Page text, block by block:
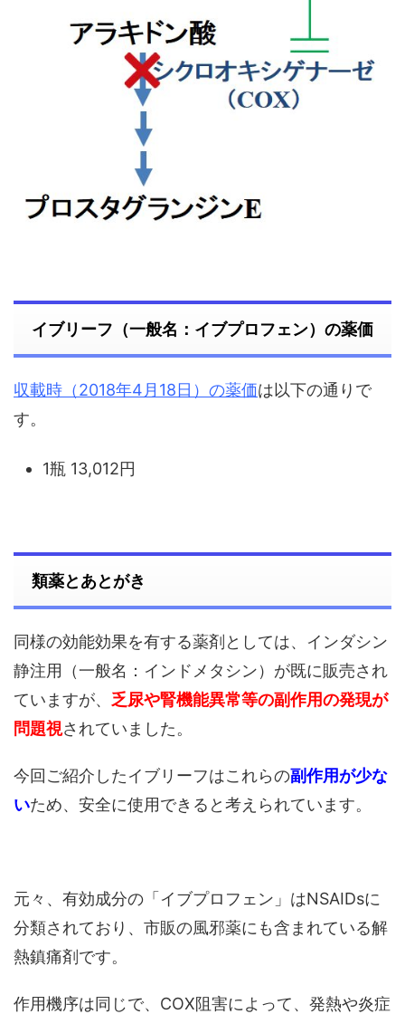
イブリーフ（一般名：イブプロフェン）の薬価
収載時（2018年4月18日）の薬価は以下の通りで
す。
1瓶 13,012円
類薬とあとがき
同様の効能効果を有する薬剤としては、インダシン
静注用（一般名：インドメタシン）が既に販売され
ていますが、 乏尿や腎機能異常等の副作用の発現が
問題視されていました。
今回ご紹介したイブリーフはこれらの副作用が少な
いため、安全に使用できると考えられています。
元々、有効成分の「イブプロフェン」はNSAIDsに
分類されており、市販の風邪薬にも含まれている解
熱鎮痛剤です。
作用機序は同じで、COX阻害によって、発熱や炎症